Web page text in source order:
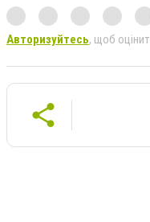
Авторизуйтесь, щоб